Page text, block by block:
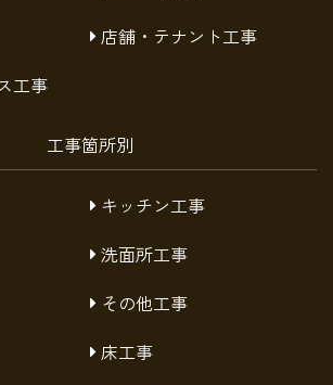
店舗・テナント工事
工事
工事箇所別
キッチン工事
洗面所工事
その他工事
床工事